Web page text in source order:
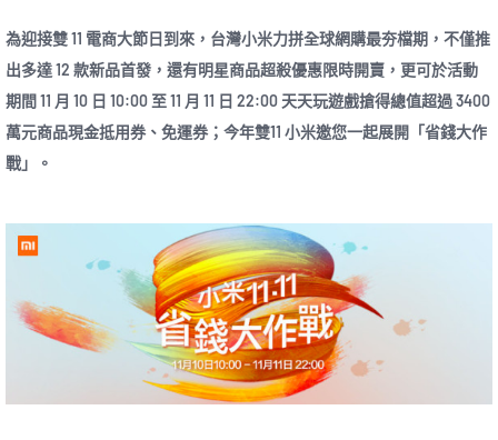
3C租賃
MSI 舊換新
聯絡我們
為迎接雙 11 電商大節日到來，台灣小米力拼全球網購最夯檔期，不僅推
出多達 12 款新品首發，還有明星商品超殺優惠限時開賣，更可於活動
期間 11 月 10 日 10:00 至 11 月 11 日 22:00 天天玩遊戲搶得總值超過 3400
萬元商品現金抵用券、免運券；今年雙11 小米邀您一起展開「省錢大作
戰」。